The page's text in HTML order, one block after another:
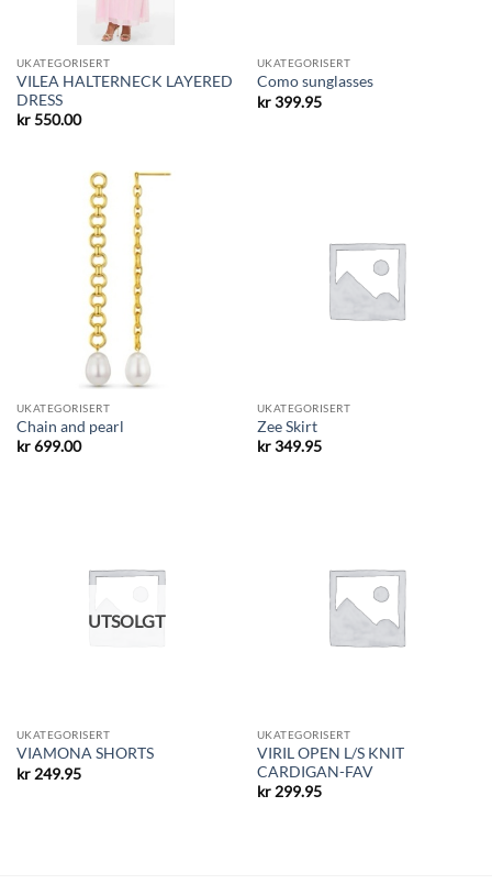
UKATEGORISERT
VILEA HALTERNECK LAYERED
DRESS
kr550.00
UKATEGORISERT
Como sunglasses
kr399.95
UKATEGORISERT
Chain and pearl
kr699.00
UKATEGORISERT
Zee Skirt
kr349.95
UTSOLGT
UKATEGORISERT
VIAMONA SHORTS
kr249.95
UKATEGORISERT
VIRIL OPEN L/S KNIT
CARDIGAN-FAV
kr299.95